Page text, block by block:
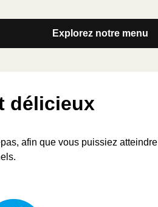
Explorez notre menu
délicieux
afin que vous puissiez atteindre